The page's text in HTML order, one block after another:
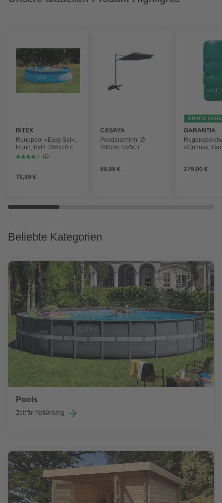
INTEX
Rundpool »Easy Set«,
Rund, BxH: 366x76 cm,
blau
(1)
79,99 €
CASAYA
Pendelschirm, Ø
300cm, UV50+,
89,99 €
GRATIS
GARANTIA
»Cubus«,
279,00 €
Beliebte Kategorien
Pools
Zeit für Abkühlung